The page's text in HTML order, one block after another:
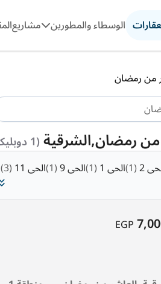
الوسطاء والمطورين مشاريع
من رمضان
من رمضان,الشرقية(1 دوبليكسات )
2
(1) الحى 1 (1) الحى 9 (1) الحى 11 (3)
EGP